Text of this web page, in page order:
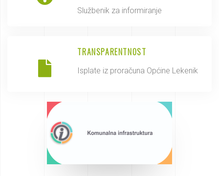
Službenik za informiranje
TRANSPARENTNOST
Isplate iz proračuna Općine Lekenik